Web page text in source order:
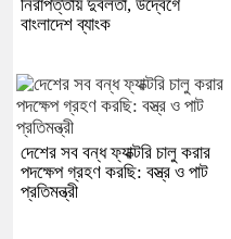
নিরাপত্তায় দুর্বলতা, উদ্বেগে
বাংলাদেশ ব্যাংক
দেশের সব বন্ধ ফ্যাক্টরি চালু করার
পদক্ষেপ গ্রহণ করছি: বস্ত্র ও পাট
প্রতিমন্ত্রী